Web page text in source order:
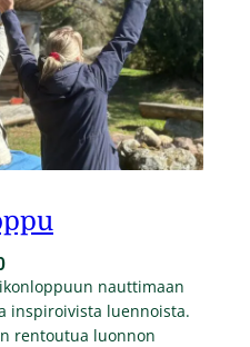
nauttimaan
inspiroivista luennoista.
rentoutua luonnon